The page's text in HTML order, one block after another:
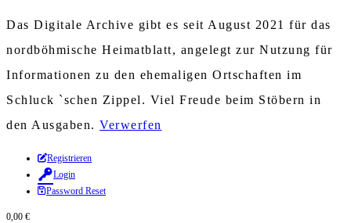
Das Digitale Archive gibt es seit August 2021 für das
nordböhmische Heimatblatt, angelegt zur Nutzung für
Informationen zu den ehemaligen Ortschaften im
Schluck `schen Zippel. Viel Freude beim Stöbern in
den Ausgaben. Verwerfen
Zum
Inhalt
springen
Registrieren
Login
Password Reset
0,00 €